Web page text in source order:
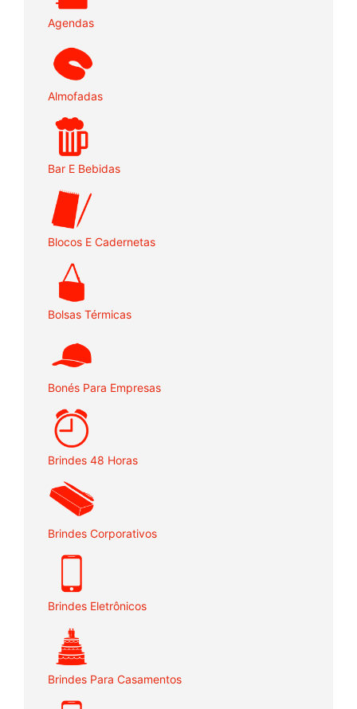
Agendas
Almofadas
Bar E Bebidas
Blocos E Cadernetas
Bolsas Térmicas
Bonés Para Empresas
Brindes 48 Horas
Brindes Corporativos
Brindes Eletrônicos
Brindes Para Casamentos